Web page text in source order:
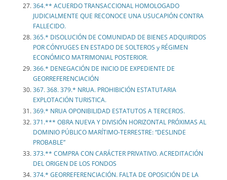
364.** ACUERDO TRANSACCIONAL HOMOLOGADO
JUDICIALMENTE QUE RECONOCE UNA USUCAPIÓN CONTRA
FALLECIDO.
365.* DISOLUCIÓN DE COMUNIDAD DE BIENES ADQUIRIDOS
POR CÓNYUGES EN ESTADO DE SOLTEROS y RÉGIMEN
ECONÓMICO MATRIMONIAL POSTERIOR.
366.* DENEGACIÓN DE INICIO DE EXPEDIENTE DE
GEORREFERENCIACIÓN
367. 368. 379.* NRUA. PROHIBICIÓN ESTATUTARIA
EXPLOTACIÓN TURISTICA.
369.* NRUA OPONIBILIDAD ESTATUTOS A TERCEROS.
371.*** OBRA NUEVA Y DIVISIÓN HORIZONTAL PRÓXIMAS AL
DOMINIO PÚBLICO MARÍTIMO-TERRESTRE: “DESLINDE
PROBABLE”
373.** COMPRA CON CARÁCTER PRIVATIVO. ACREDITACIÓN
DEL ORIGEN DE LOS FONDOS
374.* GEORREFERENCIACIÓN. FALTA DE OPOSICIÓN DE LA